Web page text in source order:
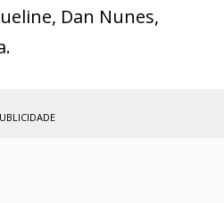
Dan Nunes,